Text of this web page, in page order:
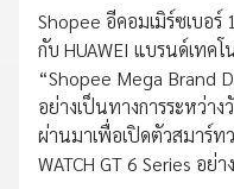
Shopee อีคอมเมิร์ซเบอร์
กับ HUAWEI แบรนด์เทค
“Shopee Mega Brand
อย่างเป็นทางการระหว่า
ผ่านมาเพื่อเปิดตัวสมาร์ท
WATCH GT 6 Series อย่